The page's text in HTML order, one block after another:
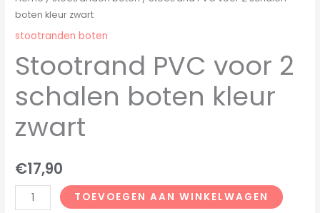
boten kleur zwart
stootranden boten
Stootrand PVC voor 2
schalen boten kleur
zwart
€17,90
TOEVOEGEN AAN WINKELWAGEN